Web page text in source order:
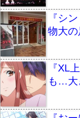
『シ
物大の
『XL
も…